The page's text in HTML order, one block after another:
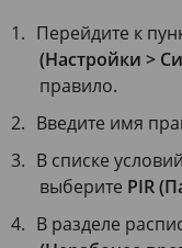
Перейдите к
(Настройки >
правило.
Введите имя
В списке
выберите PIR
В разделе